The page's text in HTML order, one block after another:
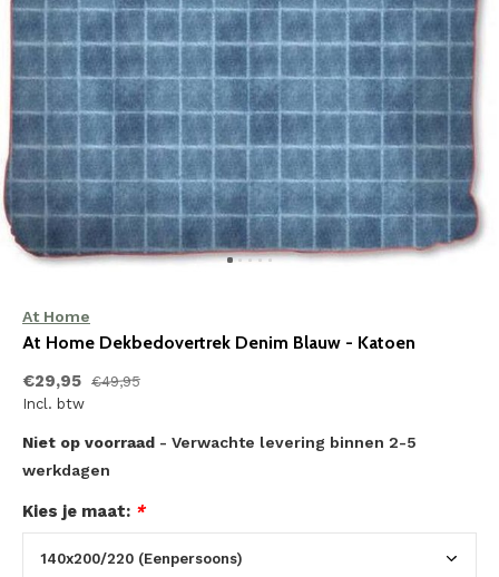
At Home
At Home Dekbedovertrek Denim Blauw - Katoen
€29,95 €49,95
Incl. btw
Niet op voorraad - Verwachte levering binnen 2-5
werkdagen
Kies je maat: *